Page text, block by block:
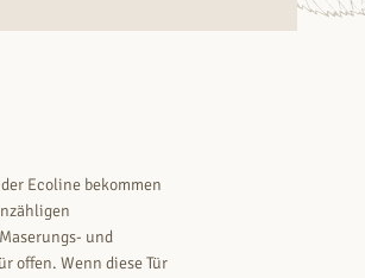
Ecoline bekommen
und
offen. Wenn diese Tür